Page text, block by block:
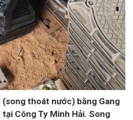
(song thoát nước) bằng Gang
Công Ty Minh Hải. Song